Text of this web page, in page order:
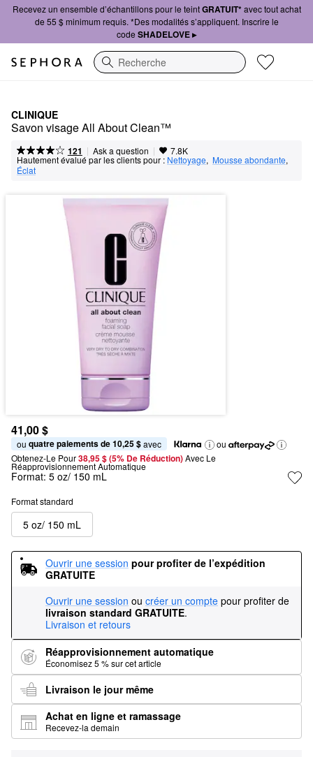
Recevez un ensemble d’échantillons pour le teintGRATUIT*avec tout achat
de 55 $ minimum requis. *Des modalités s’appliquent. Inscrire le
code SHADELOVE ▸
Recherche
CLINIQUE
Savon visage All About Clean™
121 | Ask a question | 7.8K
Hautement évalué par les clients pour : Nettoyage, Mousse abondante,
Éclat
41,00 $
ou quatre paiements de 10,25 $ avec
ou
Obtenez-Le Pour38,95 $ (5% De Réduction) Avec Le
Réapprovisionnement Automatique
Format: 5 oz/ 150 mL
Format standard
5 oz/ 150 mL
Ouvrir une session pour profiter de l’expédition
GRATUITE
Ouvrir une session ou créer un compte pour profiter de
livraison standard GRATUITE.
Livraison et retours
Réapprovisionnement automatique
Économisez 5 % sur cet article
Livraison le jour même
Achat en ligne et ramassage
Recevez-la demain